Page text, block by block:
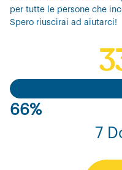
per tutte le persone che
Spero riuscirai ad aiutarci!
66%
7